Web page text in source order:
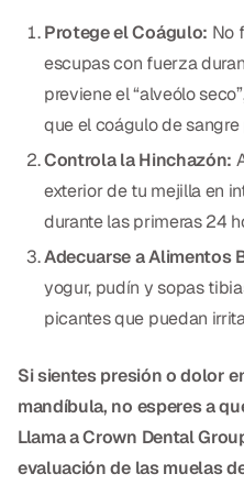
Dr. Marco Casco
Protege el Coágulo: No
escupas con fuerza
previene el “alveólo
que el coágulo de
Controla la Hinchazón:
exterior de tu mejilla en
durante las primeras 24
Adecuarse a Alimentos
yogur, pudín y sopas
picantes que puedan
Si sientes presión o dolor
mandíbula, no esperes a
Llama a Crown Dental
evaluación de las muelas